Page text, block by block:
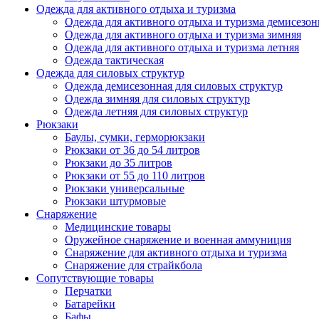
Одежда для активного отдыха и туризма
Одежда для активного отдыха и туризма
Одежда для активного отдыха и туризма зимняя
Одежда для активного отдыха и туризма летняя
Одежда тактическая
Одежда для силовых структур
Одежда демисезонная для силовых структур
Одежда зимняя для силовых структур
Одежда летняя для силовых структур
Рюкзаки
Баулы, сумки, герморюкзаки
Рюкзаки от 36 до 54 литров
Рюкзаки до 35 литров
Рюкзаки от 55 до 110 литров
Рюкзаки универсальные
Рюкзаки штурмовые
Снаряжение
Медицинские товары
Оружейное снаряжение и военная аммуниция
Снаряжение для активного отдыха и туризма
Снаряжение для страйкбола
Сопутствующие товары
Перчатки
Батарейки
Бафы